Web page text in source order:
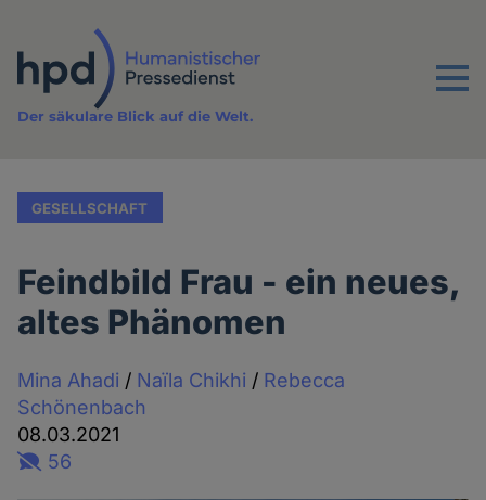
Inhalt
Menu
Der säkulare Blick auf die Welt.
GESELLSCHAFT
Feindbild Frau - ein neues,
altes Phänomen
Mina Ahadi / Naïla Chikhi / Rebecca
Schönenbach
08.03.2021
56